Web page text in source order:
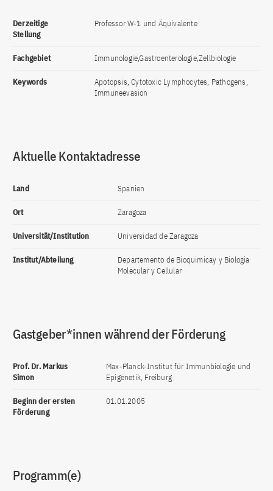
Derzeitige
Stellung
Professor W-1 und Äquivalente
Fachgebiet Immunologie,Gastroenterologie,Zellbiologie
Keywords
Apotopsis, Cytotoxic Lymphocytes, Pathogens,
Immuneevasion
Aktuelle Kontaktadresse
Land Spanien
Ort Zaragoza
Universität/Institution Universidad de Zaragoza
Institut/Abteilung
Departemento de Bioquimicay y Biologia
Molecular y Cellular
Gastgeber*innen während der Förderung
Prof. Dr. Markus
Simon
Max-Planck-Institut für Immunbiologie und
Epigenetik, Freiburg
Beginn der ersten
Förderung
01.01.2005
Programm(e)